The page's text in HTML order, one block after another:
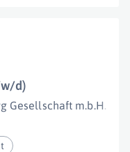
d)
Gesellschaft m.b.H.